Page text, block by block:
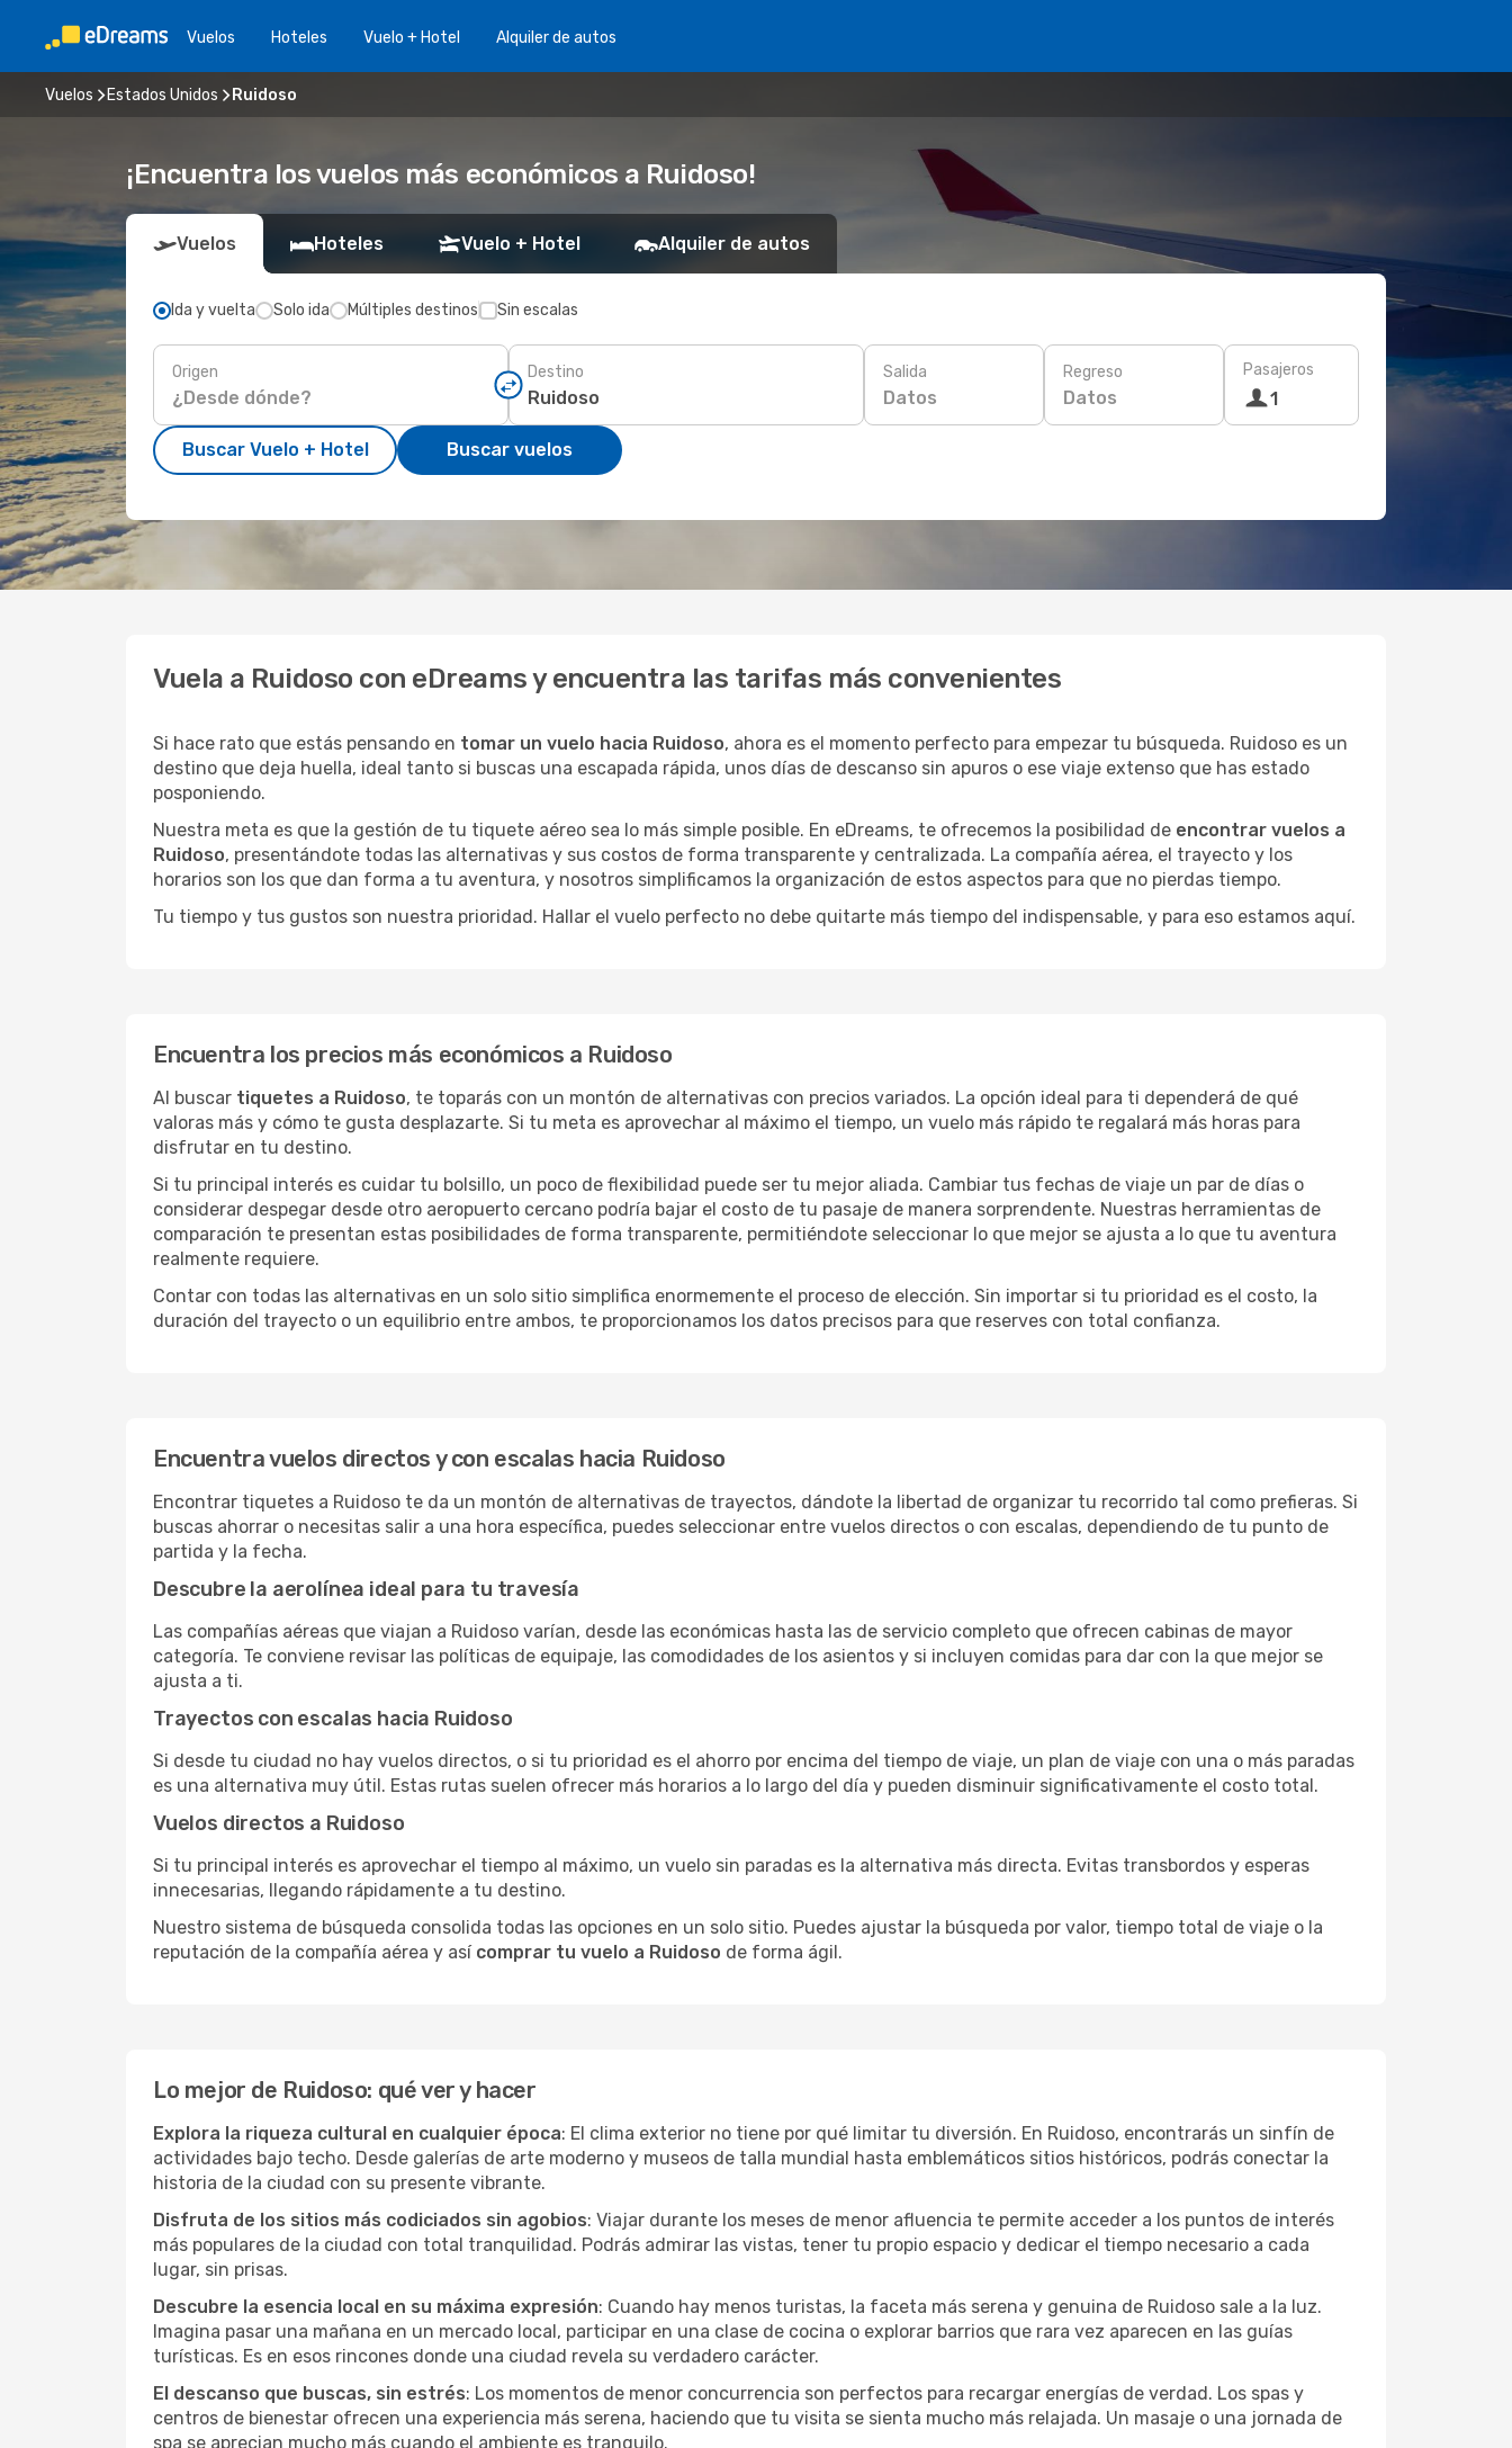
Vuelos Hoteles Vuelo + Hotel Alquiler de autos
Vuelos Estados Unidos Ruidoso
¡Encuentra los vuelos más económicos a Ruidoso!
Vuelos Hoteles Vuelo + Hotel Alquiler de autos
Ida y vuelta Solo ida Múltiples destinos Sin escalas
Origen Destino Salida
Datos
Regreso
Datos
Pasajeros
1
Buscar Vuelo + Hotel Buscar vuelos
Vuela a Ruidoso con eDreams y encuentra las tarifas más convenientes
Si hace rato que estás pensando en tomar un vuelo hacia Ruidoso, ahora es el momento perfecto para empezar tu búsqueda. Ruidoso es un
destino que deja huella, ideal tanto si buscas una escapada rápida, unos días de descanso sin apuros o ese viaje extenso que has estado
posponiendo.
Nuestra meta es que la gestión de tu tiquete aéreo sea lo más simple posible. En eDreams, te ofrecemos la posibilidad de encontrar vuelos a
Ruidoso, presentándote todas las alternativas y sus costos de forma transparente y centralizada. La compañía aérea, el trayecto y los
horarios son los que dan forma a tu aventura, y nosotros simplificamos la organización de estos aspectos para que no pierdas tiempo.
Tu tiempo y tus gustos son nuestra prioridad. Hallar el vuelo perfecto no debe quitarte más tiempo del indispensable, y para eso estamos aquí.
Encuentra los precios más económicos a Ruidoso
Al buscar tiquetes a Ruidoso, te toparás con un montón de alternativas con precios variados. La opción ideal para ti dependerá de qué
valoras más y cómo te gusta desplazarte. Si tu meta es aprovechar al máximo el tiempo, un vuelo más rápido te regalará más horas para
disfrutar en tu destino.
Si tu principal interés es cuidar tu bolsillo, un poco de flexibilidad puede ser tu mejor aliada. Cambiar tus fechas de viaje un par de días o
considerar despegar desde otro aeropuerto cercano podría bajar el costo de tu pasaje de manera sorprendente. Nuestras herramientas de
comparación te presentan estas posibilidades de forma transparente, permitiéndote seleccionar lo que mejor se ajusta a lo que tu aventura
realmente requiere.
Contar con todas las alternativas en un solo sitio simplifica enormemente el proceso de elección. Sin importar si tu prioridad es el costo, la
duración del trayecto o un equilibrio entre ambos, te proporcionamos los datos precisos para que reserves con total confianza.
Encuentra vuelos directos y con escalas hacia Ruidoso
Encontrar tiquetes a Ruidoso te da un montón de alternativas de trayectos, dándote la libertad de organizar tu recorrido tal como prefieras. Si
buscas ahorrar o necesitas salir a una hora específica, puedes seleccionar entre vuelos directos o con escalas, dependiendo de tu punto de
partida y la fecha.
Descubre la aerolínea ideal para tu travesía
Las compañías aéreas que viajan a Ruidoso varían, desde las económicas hasta las de servicio completo que ofrecen cabinas de mayor
categoría. Te conviene revisar las políticas de equipaje, las comodidades de los asientos y si incluyen comidas para dar con la que mejor se
ajusta a ti.
Trayectos con escalas hacia Ruidoso
Si desde tu ciudad no hay vuelos directos, o si tu prioridad es el ahorro por encima del tiempo de viaje, un plan de viaje con una o más paradas
es una alternativa muy útil. Estas rutas suelen ofrecer más horarios a lo largo del día y pueden disminuir significativamente el costo total.
Vuelos directos a Ruidoso
Si tu principal interés es aprovechar el tiempo al máximo, un vuelo sin paradas es la alternativa más directa. Evitas transbordos y esperas
innecesarias, llegando rápidamente a tu destino.
Nuestro sistema de búsqueda consolida todas las opciones en un solo sitio. Puedes ajustar la búsqueda por valor, tiempo total de viaje o la
reputación de la compañía aérea y así comprar tu vuelo a Ruidoso de forma ágil.
Lo mejor de Ruidoso: qué ver y hacer
Explora la riqueza cultural en cualquier época: El clima exterior no tiene por qué limitar tu diversión. En Ruidoso, encontrarás un sinfín de
actividades bajo techo. Desde galerías de arte moderno y museos de talla mundial hasta emblemáticos sitios históricos, podrás conectar la
historia de la ciudad con su presente vibrante.
Disfruta de los sitios más codiciados sin agobios: Viajar durante los meses de menor afluencia te permite acceder a los puntos de interés
más populares de la ciudad con total tranquilidad. Podrás admirar las vistas, tener tu propio espacio y dedicar el tiempo necesario a cada
lugar, sin prisas.
Descubre la esencia local en su máxima expresión: Cuando hay menos turistas, la faceta más serena y genuina de Ruidoso sale a la luz.
Imagina pasar una mañana en un mercado local, participar en una clase de cocina o explorar barrios que rara vez aparecen en las guías
turísticas. Es en esos rincones donde una ciudad revela su verdadero carácter.
El descanso que buscas, sin estrés: Los momentos de menor concurrencia son perfectos para recargar energías de verdad. Los spas y
centros de bienestar ofrecen una experiencia más serena, haciendo que tu visita se sienta mucho más relajada. Un masaje o una jornada de
spa se aprecian mucho más cuando el ambiente es tranquilo.